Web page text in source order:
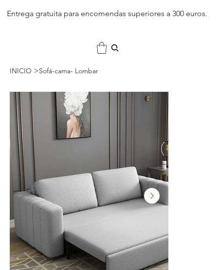
Entrega gratuita para encomendas superiores a 300 euros.
INICIO >Sofá-cama- Lombar